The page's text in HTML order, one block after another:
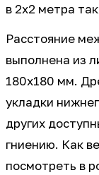
в 2x2 метра
Расстояние
выполнена из
180х180 мм.
укладки
других
гниению. Как
посмотреть в